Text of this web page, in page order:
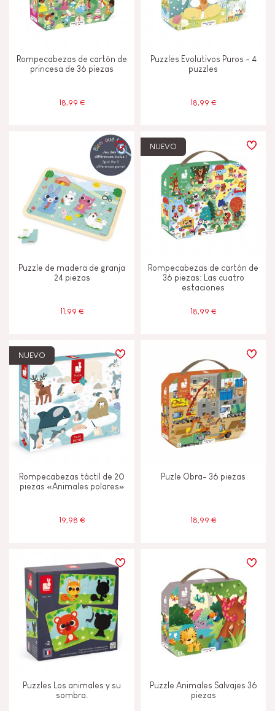
4-5 4 - 5 años
Made in France
Rompecabezas de cartón de
princesa de 36 piezas
18,99 €
Puzzles Evolutivos Puros - 4
puzzles
18,99 €
Puzzle de madera de granja
24 piezas
11,99 €
NUEVO
Rompecabezas de cartón de
36 piezas: Las cuatro
estaciones
18,99 €
NUEVO
Rompecabezas táctil de 20
piezas «Animales polares»
19,98 €
Puzle Obra- 36 piezas
18,99 €
Puzzles Los animales y su
sombra.
Puzzle Animales Salvajes 36
piezas